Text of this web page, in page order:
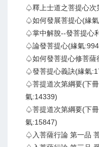
♤釋上士道之菩提心次
♤如何發展菩提心(緣
♤掌中解脫--發菩提心
♤論發菩提心(緣氣
♤如何發菩提心修菩薩
♤發菩提心義訣(緣氣
♤菩提道次第綱要(下
氣:14339)
♤菩提道次第綱要(下
氣:15847)
♤入菩薩行論 第一品